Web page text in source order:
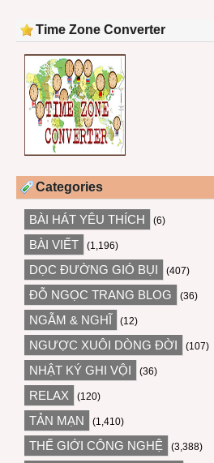
Time Zone Converter
Categories
BÀI HÁT YÊU THÍCH (6)
BÀI VIẾT (1,196)
DỌC ĐƯỜNG GIÓ BỤI (407)
ĐỖ NGỌC TRANG BLOG (36)
NGẪM & NGHĨ (12)
NGƯỢC XUÔI DÒNG ĐỜI (107)
NHẬT KÝ GHI VỘI (36)
RELAX (120)
TẢN MẠN (1,410)
THẾ GIỚI CÔNG NGHỆ (3,388)